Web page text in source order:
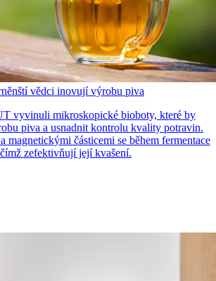
vědci inovují výrobu piva
vyvinuli mikroskopické bioboty, které by
piva a usnadnit kontrolu kvality potravin.
magnetickými částicemi se během fermentace
zefektivňují její kvašení.